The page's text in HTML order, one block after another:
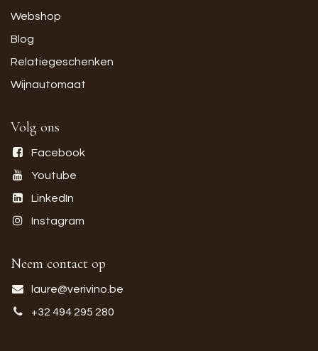
Webshop
Blog
Relatiegeschenken
Wijnautomaat
Volg ons
Facebook
Youtube
LinkedIn
Instagram
Neem contact op
laure@verivino.be
+32 494 295 280